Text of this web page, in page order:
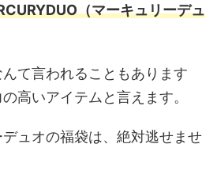
（マーキュリーデュ
て言われることもあります
高いアイテムと言えます。
ュオの福袋は、絶対逃せませ